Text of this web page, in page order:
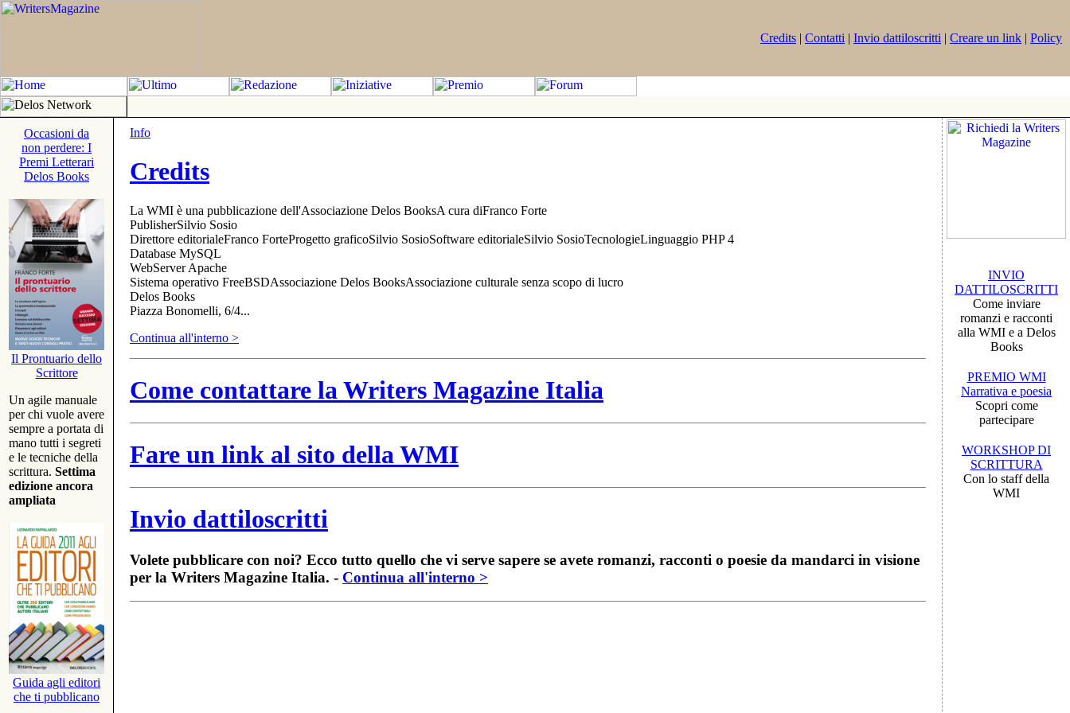
Credits | Contatti | Invio dattiloscritti | Creare un link | Policy
Occasioni da
non perdere: I
Premi Letterari
Delos Books
Il Prontuario dello
Scrittore
Un agile manuale
per chi vuole avere
sempre a portata di
mano tutti i segreti
e le tecniche della
scrittura. Settima
edizione ancora
ampliata
Guida agli editori
che ti pubblicano
Info
Credits
La WMI è una pubblicazione dell'Associazione Delos BooksA cura diFranco Forte
PublisherSilvio Sosio
Direttore editorialeFranco ForteProgetto graficoSilvio SosioSoftware editorialeSilvio SosioTecnologieLinguaggio PHP 4
Database MySQL
WebServer Apache
Sistema operativo FreeBSDAssociazione Delos BooksAssociazione culturale senza scopo di lucro
Delos Books
Piazza Bonomelli, 6/4...
Continua all'interno >
Come contattare la Writers Magazine Italia
Fare un link al sito della WMI
Invio dattiloscritti
Volete pubblicare con noi? Ecco tutto quello che vi serve sapere se avete romanzi, racconti o poesie da mandarci in visione
per la Writers Magazine Italia. - Continua all'interno >
INVIO
DATTILOSCRITTI
Come inviare
romanzi e racconti
alla WMI e a Delos
Books
PREMIO WMI
Narrativa e poesia
Scopri come
partecipare
WORKSHOP DI
SCRITTURA
Con lo staff della
WMI